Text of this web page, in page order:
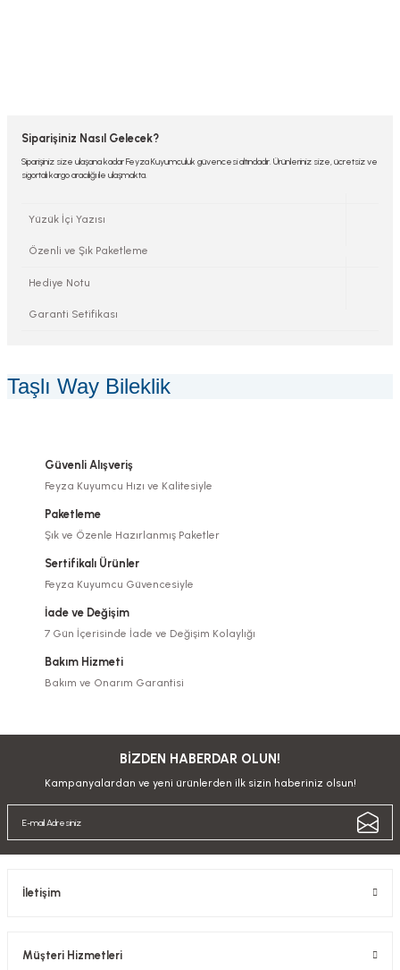
Siparişiniz Nasıl Gelecek?
Siparişiniz size ulaşana kadar Feyza Kuyumculuk güvencesi altındadır. Ürünleriniz size, ücretsiz ve
sigortalı kargo aracılığı ile ulaşmakta.
Yüzük İçi Yazısı
Özenli ve Şık Paketleme
Hediye Notu
Garanti Setifikası
Taşlı Way Bileklik
Güvenli Alışveriş
Feyza Kuyumcu Hızı ve Kalitesiyle
Paketleme
Şık ve Özenle Hazırlanmış Paketler
Sertifikalı Ürünler
Feyza Kuyumcu Güvencesiyle
İade ve Değişim
7 Gün İçerisinde İade ve Değişim Kolaylığı
Bakım Hizmeti
Bakım ve Onarım Garantisi
BİZDEN HABERDAR OLUN!
Kampanyalardan ve yeni ürünlerden ilk sizin haberiniz olsun!
İletişim
Müşteri Hizmetleri